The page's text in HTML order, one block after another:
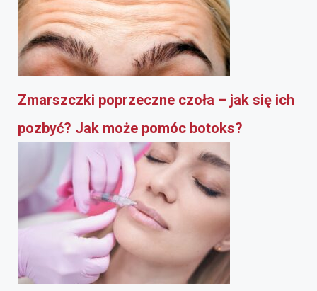
Zmarszczki poprzeczne czoła – jak się ich
pozbyć? Jak może pomóc botoks?